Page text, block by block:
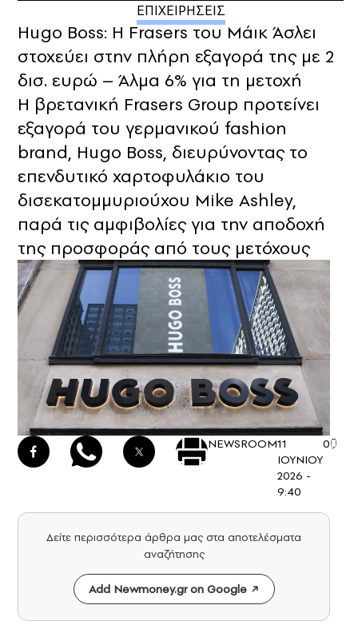
ΕΠΙΧΕΙΡΗΣΕΙΣ
Hugo Boss: Η Frasers του Μάικ Άσλει
στοχεύει στην πλήρη εξαγορά της με 2
δισ. ευρώ – Άλμα 6% για τη μετοχή
Η βρετανική Frasers Group προτείνει
εξαγορά του γερμανικού fashion
brand, Hugo Boss, διευρύνοντας το
επενδυτικό χαρτοφυλάκιο του
δισεκατομμυριούχου Mike Ashley,
παρά τις αμφιβολίες για την αποδοχή
της προσφοράς από τους μετόχους
NEWSROOM11
ΙΟΥΝΙΟΥ
2026 -
9:40
0
Δείτε περισσότερα άρθρα μας στα αποτελέσματα
αναζήτησης
Add Newmoney.gr on Google